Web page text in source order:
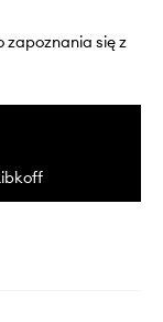
zapoznania się z